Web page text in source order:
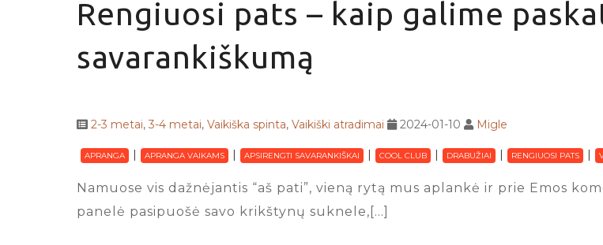
Rengiuosi pats – kaip galime
savarankiškumą
2-3 metai, 3-4 metai, Vaikiška spinta, Vaikiški atradimai 2024-01-10 Migle
APRANGA APRANGA VAIKAMS APSIRENGTI SAVARANKIŠKAI COOL CLUB DRABUŽIAI RENGIUOSI PATS
Namuose vis dažnėjantis “aš pati”, vieną rytą mus aplankė ir prie Emos
panelė pasipuošė savo krikštynų suknele,[…]